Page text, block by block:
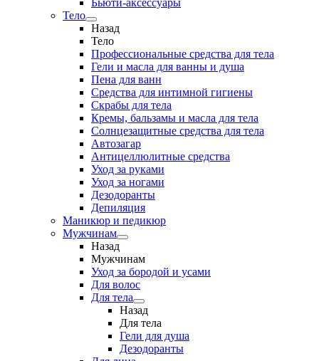
Бьюти-аксессуары
Тело
Назад
Тело
Профессиональные средства для тела
Гели и масла для ванны и душа
Пена для ванн
Средства для интимной гигиены
Скрабы для тела
Кремы, бальзамы и масла для тела
Солнцезащитные средства для тела
Автозагар
Антицеллюлитные средства
Уход за руками
Уход за ногами
Дезодоранты
Депиляция
Маникюр и педикюр
Мужчинам
Назад
Мужчинам
Уход за бородой и усами
Для волос
Для тела
Назад
Для тела
Гели для душа
Дезодоранты